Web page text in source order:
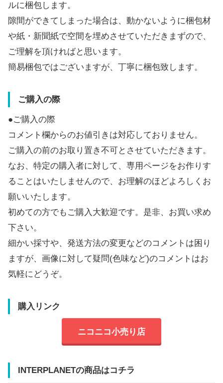
ルに梱包します。
隙間ができてしまった場合は、動かないように梱包材
や紙・新聞紙で空間を埋めさせていただきまずので、
ご理解を頂ければと思います。
簡易梱包ではございますが、丁寧に梱包致します。
ご購入の際
●ご購入の際
コメント欄からのお値引きは対応しておりません。
ご購入の前のお取り置き不可とさせていただきます。
なお、特定の購入者に対して、専用ページをお作りす
ることはいたしませんので、お理解のほどよろしくお
願いいたします。
初めての方でもご購入大歓迎です。是非、お買い求め
下さい。
細かい採寸や、発送方法の変更などのコメントは困り
ますが、画像に対して疑問(色味など)のコメントはお
気軽にどうぞ。
購入リンク
ニコニコ小売り店
INTERPLANETの商品はコチラ